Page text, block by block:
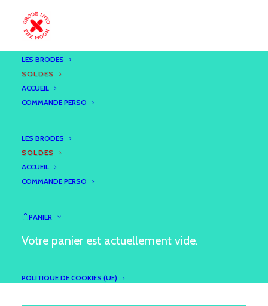
LES BRODES
SOLDES
ACCUEIL
COMMANDE PERSO
LES BRODES
SOLDES
ACCUEIL
COMMANDE PERSO
PANIER
Votre panier est actuellement vide.
POLITIQUE DE COOKIES (UE)